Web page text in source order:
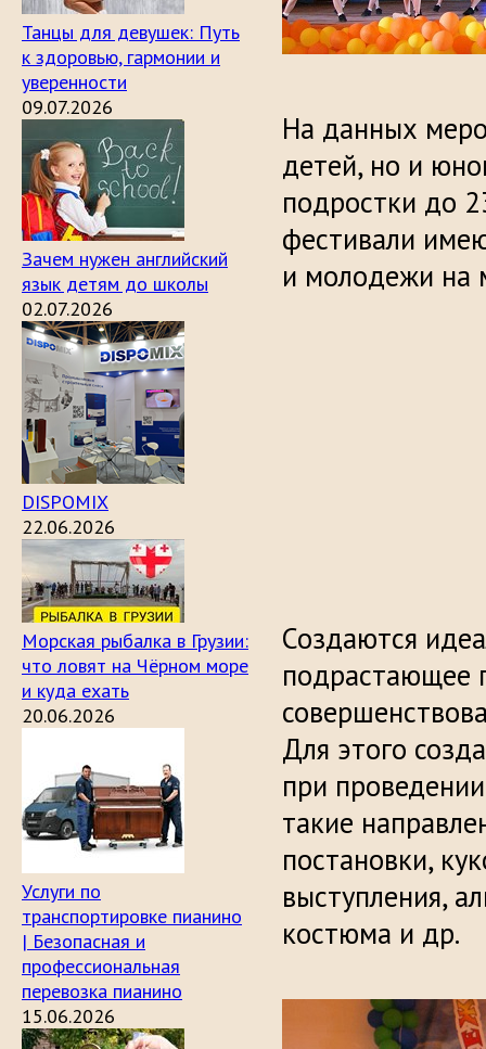
Танцы для девушек: Путь
к здоровью, гармонии и
уверенности
09.07.2026
Зачем нужен английский
язык детям до школы
02.07.2026
DISPOMIX
22.06.2026
Морская рыбалка в Грузии:
что ловят на Чёрном море
и куда ехать
20.06.2026
Услуги по
транспортировке пианино
| Безопасная и
профессиональная
перевозка пианино
15.06.2026
На данных
детей, но и
подростки до
фестивали
и молодежи на
Создаются
подрастающее
Для этого
при
такие
постановки,
выступления,
костюма и др.